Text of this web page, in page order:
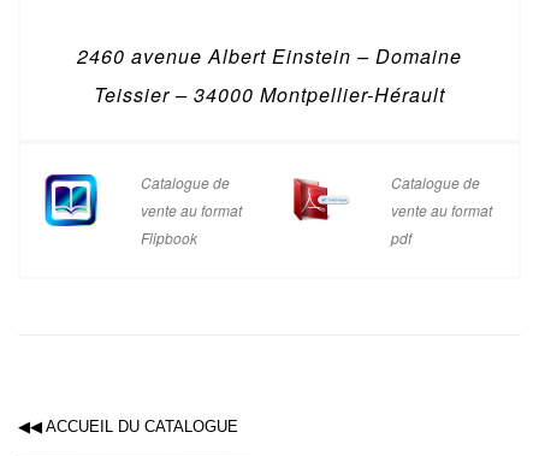
2460 avenue Albert Einstein – Domaine
Teissier – 34000 Montpellier-Hérault
Catalogue de
vente au format
Flipbook
Catalogue de
vente au format
pdf
◀◀ ACCUEIL DU CATALOGUE